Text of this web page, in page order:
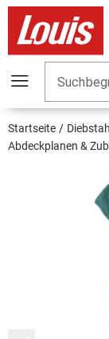
Startseite
Abdeckplanen &